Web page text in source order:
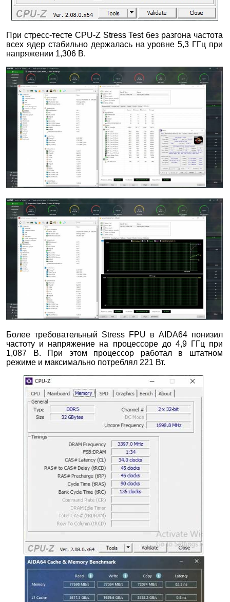
При стресс-тесте CPU-Z Stress Test без разгона частота
всех ядер стабильно держалась на уровне 5,3 ГГц при
напряжении 1,306 В.
Более требовательный Stress FPU в AIDA64 понизил
частоту и напряжение на процессоре до 4,9 ГГц при
1,087 В. При этом процессор работал в штатном
режиме и максимально потреблял 221 Вт.